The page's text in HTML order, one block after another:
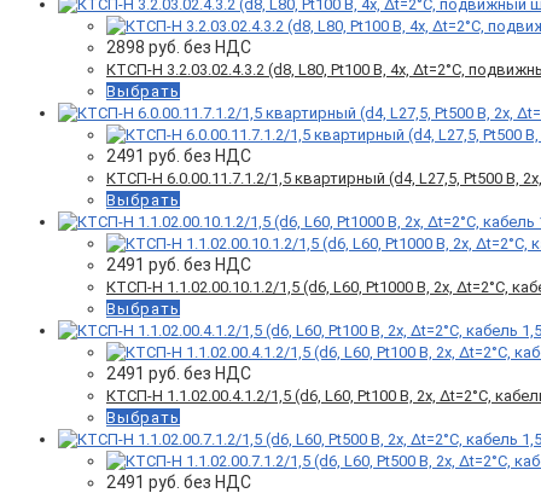
2898 руб. без НДС
КТСП-Н 3.2.03.02.4.3.2 (d8, L80, Pt100 B, 4х, Δt=2°C,
Выбрать
2491 руб. без НДС
КТСП-Н 6.0.00.11.7.1.2/1,5 квартирный (d4, L27,5, Pt500 B,
Выбрать
2491 руб. без НДС
КТСП-Н 1.1.02.00.10.1.2/1,5 (d6, L60, Pt1000 B, 2х, Δt=2°C,
Выбрать
2491 руб. без НДС
КТСП-Н 1.1.02.00.4.1.2/1,5 (d6, L60, Pt100 B, 2х, Δt=2°C,
Выбрать
2491 руб. без НДС